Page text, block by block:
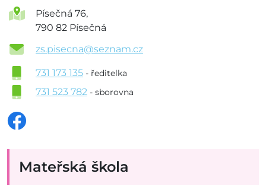
Písečná 76,
790 82 Písečná
zs.pisecna@seznam.cz
731 173 135 - ředitelka
731 523 782 - sborovna
Mateřská škola